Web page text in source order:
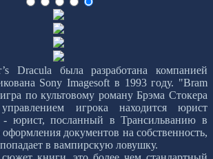
Dracula была разработана компанией
Sony Imagesoft в 1993 году. "Bram
по культовому роману Брэма Стокера
игрока находится юрист
юрист, посланный в Трансильванию в
документов на собственность,
в вампирскую ловушку.